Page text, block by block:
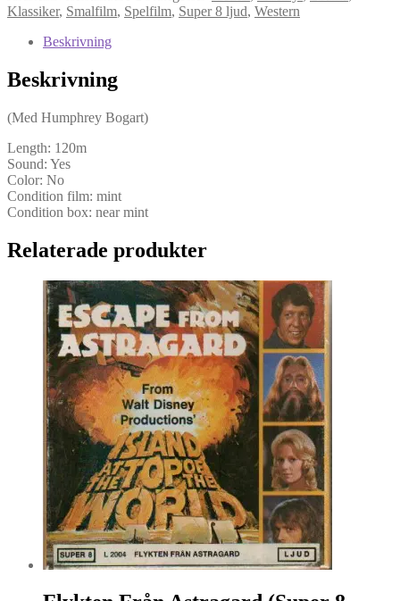
Sierra
(Super
Ljud)
Klassiker, Smalfilm, Spelfilm, Super 8 ljud, Western
Beskrivning
Beskrivning
(Med Humphrey Bogart)
Length: 120m
Sound: Yes
Color: No
Condition film: mint
Condition box: near mint
Relaterade produkter